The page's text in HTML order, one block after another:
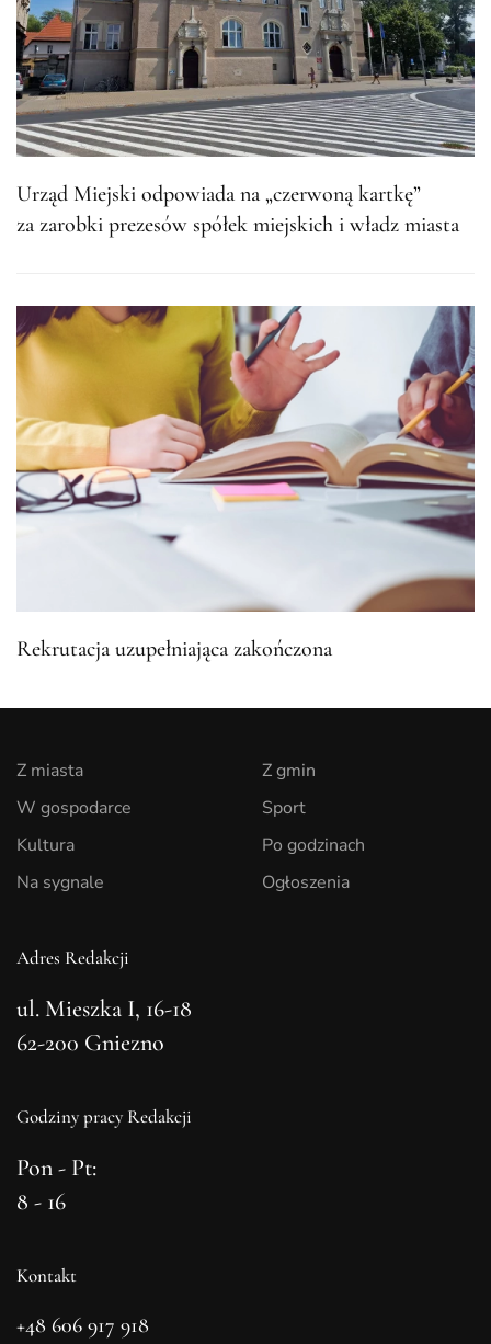
Urząd Miejski odpowiada na „czerwoną kartkę”
za zarobki prezesów spółek miejskich i władz miasta
Rekrutacja uzupełniająca zakończona
Z miasta
W gospodarce
Kultura
Na sygnale
Z gmin
Sport
Po godzinach
Ogłoszenia
Adres Redakcji
ul. Mieszka I, 16-18
62-200 Gniezno
Godziny pracy Redakcji
Pon - Pt:
8 - 16
Kontakt
+48 606 917 918